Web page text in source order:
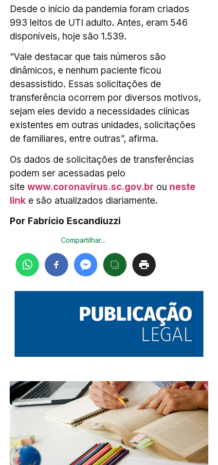
Desde o início da pandemia foram criados
993 leitos de UTI adulto. Antes, eram 546
disponíveis, hoje são 1.539.
“Vale destacar que tais números são
dinâmicos, e nenhum paciente ficou
desassistido. Essas solicitações de
transferência ocorrem por diversos motivos,
sejam eles devido a necessidades clínicas
existentes em outras unidades, solicitações
de familiares, entre outras”, afirma.
Os dados de solicitações de transferências
podem ser acessadas pelo
site www.coronavirus.sc.gov.br ou neste
link e são atualizados diariamente.
Por Fabrício Escandiuzzi
Compartilhar...